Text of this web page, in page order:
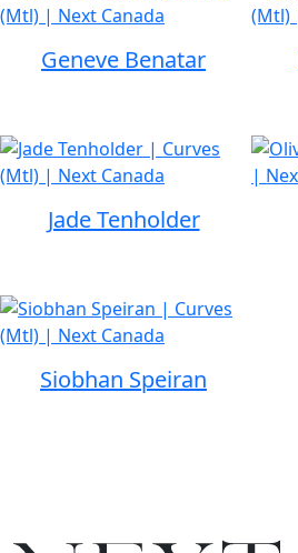
Geneve Benatar
Jade Tenholder
Siobhan Speiran